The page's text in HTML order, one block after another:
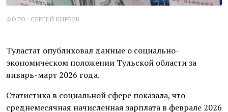
ФОТО: СЕРГЕЙ КИРЕЕВ
Туластат опубликовал данные о социально-
экономическом положении Тульской области за
январь-март 2026 года.
Статистика в социальной сфере показала, что
среднемесячная начисленная зарплата в феврале 2026